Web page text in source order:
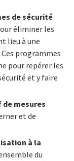
de sécurité
éliminer les
lieu à une
programmes
pour repérer les
et y faire
mesures
et de
à la
du